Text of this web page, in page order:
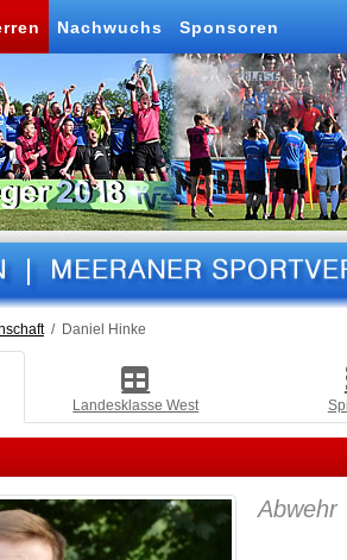
Nachwuchs Sponsoren
Daniel Hinke
Landesklasse West
Abwehr